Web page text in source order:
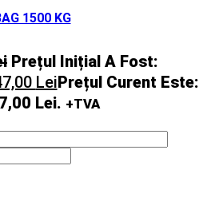
1500 KG
Prețul Inițial A Fost:
LeiPrețul Curent Este:
Lei. +TVA